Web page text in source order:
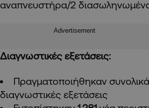
αναπνευστήρα/2
Advertisement
Διαγνωστικές εξετάσεις:
Πραγματοποιήθηκαν συνολικά
διαγνωστικές εξετάσεις